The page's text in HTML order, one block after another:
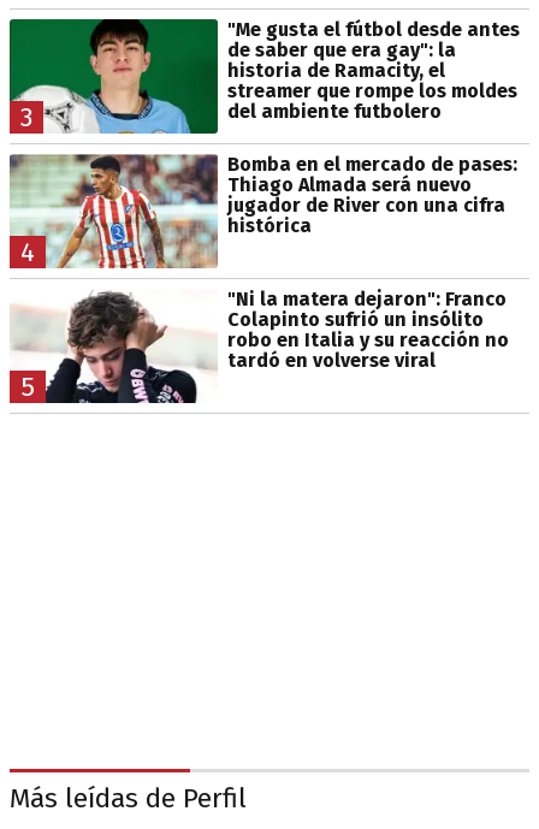
3
"Me gusta el fútbol desde antes
de saber que era gay": la
historia de Ramacity, el
streamer que rompe los moldes
del ambiente futbolero
4
Bomba en el mercado de pases:
Thiago Almada será nuevo
jugador de River con una cifra
histórica
5
"Ni la matera dejaron": Franco
Colapinto sufrió un insólito
robo en Italia y su reacción no
tardó en volverse viral
Más leídas de Perfil